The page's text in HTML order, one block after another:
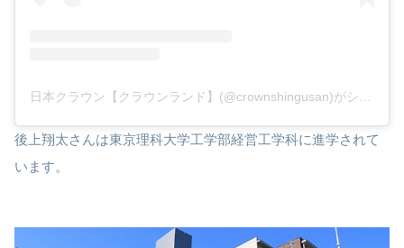
後上翔太さんは東京理科大学工学部経営工学科に進学されて
います。